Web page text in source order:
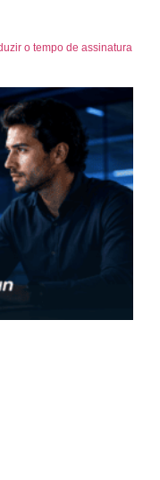
o tempo de assinatura